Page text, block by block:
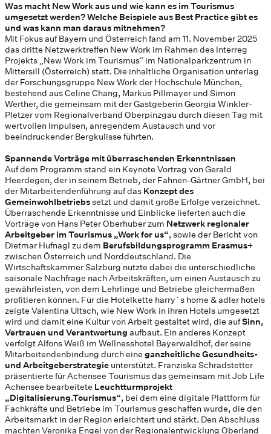
Was macht New Work aus und wie kann es im Tourismus
umgesetzt werden? Welche Beispiele aus Best Practice gibt es
und was kann man daraus mitnehmen?
Mit Fokus auf Bayern und Österreich fand am 11. November 2025
das dritte Netzwerktreffen New Work im Rahmen des Interreg
Projekts „New Work im Tourismus“ im Nationalparkzentrum in
Mittersill (Österreich) statt. Die inhaltliche Organisation unterlag
der Forschungsgruppe New Work der Hochschule München,
bestehend aus Celine Chang, Markus Pillmayer und Simon
Werther, die gemeinsam mit der Gastgeberin Georgia Winkler-
Pletzer vom Regionalverband Oberpinzgau durch diesen Tag mit
wertvollen Impulsen, anregendem Austausch und vor
beeindruckender Bergkulisse führten.
Spannende Vorträge mit überraschenden Erkenntnissen
Auf dem Programm stand ein Keynote Vortrag von Gerald
Heerdegen, der in seinem Betrieb, der Fahnen-Gärtner GmbH, bei
der Mitarbeitendenführung auf das Konzept des
Gemeinwohlbetriebssetzt und damit große Erfolge verzeichnet.
Überraschende Erkenntnisse und Einblicke lieferten auch die
Vorträge von Hans Peter Oberhuber zum Netzwerk regionaler
Arbeitgeber im Tourismus „Work for us“, sowie der Bericht von
Dietmar Hufnagl zu dem Berufsbildungsprogramm Erasmus+
zwischen Österreich und Norddeutschland. Die
Wirtschaftskammer Salzburg nutzte dabei die unterschiedliche
saisonale Nachfrage nach Arbeitskräften, um einen Austausch zu
gewährleisten, von dem Lehrlinge und Betriebe gleichermaßen
profitieren können. Für die Hotelkette harry´s home & adler hotels
zeigte Valentina Ultsch, wie New Work in ihren Hotels umgesetzt
wird und damit eine Kultur von Arbeit gestaltet wird, die aufSinn,
Vertrauen und Verantwortung aufbaut. Ein anderes Konzept
verfolgt Alfons Weiß im Wellnesshotel Bayerwaldhof, der seine
Mitarbeitendenbindung durch eine ganzheitliche Gesundheits-
und Arbeitgeberstrategie unterstützt. Franziska Schradstetter
präsentierte für Achensee Tourismus das gemeinsam mit Job Life
Achensee bearbeitete Leuchtturmprojekt
„Digitalisierung.Tourismus“, bei dem eine digitale Plattform für
Fachkräfte und Betriebe im Tourismus geschaffen wurde, die den
Arbeitsmarkt in der Region erleichtert und stärkt. Den Abschluss
machten Veronika Engel von der Regionalentwicklung Oberland